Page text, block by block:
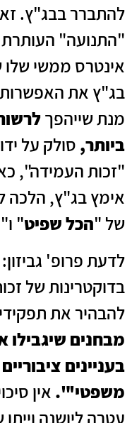
להתברר בבג"ץ.
"התנועה" העותרת
אינטרס ממשי שלו
בג"ץ את האפשרות
מנת שייהפך
ביותר, סולק על
"זכות העמידה",
אימץ בג"ץ,
של "הכל שפיט" ו"
לדעת פרופ'
בדוקטרינות של
להבהיר את
מבחנים שיגבילו
בעניינים
משפטי'". אין
עטרה ליושנה